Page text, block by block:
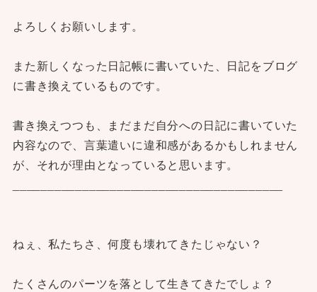
よろしくお願いします。
また新しくなった日記帳に書いていた、日記をブログ
に書き換えているものです。
書き換えつつも、まだまだ自分への日記に書いていた
内容なので、言葉遣いに違和感があるかもしれません
が、それが理由となっていると思います。
ねぇ、私たちさ、何度も壊れてきたじゃない？
たくさんのパーツを落として生きてきたでしょ？